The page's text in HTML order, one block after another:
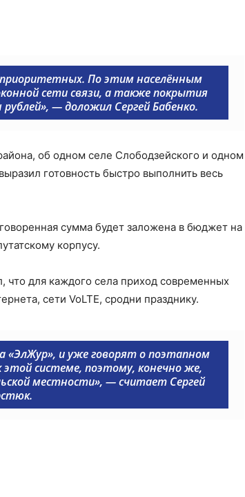
По этим населённым
сети связи, а также покрытия
— доложил Сергей Бабенко.
об одном селе Слободзейского и одном
готовность быстро выполнить весь
сумма будет заложена в бюджет на
корпусу.
для каждого села приход современных
сети VoLTE, сродни празднику.
«ЭлЖур», и уже говорят о поэтапном
системе, поэтому, конечно же,
местности», — считает Сергей